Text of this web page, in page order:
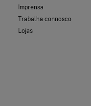
Imprensa
Trabalha connosco
Lojas